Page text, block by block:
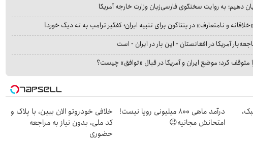
دهیم؛ به روایت سخنگوی فارسی‌زبان وزارت خارجه آمریکا
و نامتعارف» در پنتاگون برای تنبیه ایران؛ کفگیر ترامپ به ته دیگ خورد!
آمریکا در افغانستان - این بار در ایران - است
متوقف کرد؛ موضع ایران و آمریکا در قبال «توافق» چیست؟
درآمد ماهی 800 میلیونی رویا نیست!
امتحانش مجانیه😉
خلافی خودروتو الان ببین، با پلاک و
کد ملی، بدون نیاز به مراجعه
حضوری